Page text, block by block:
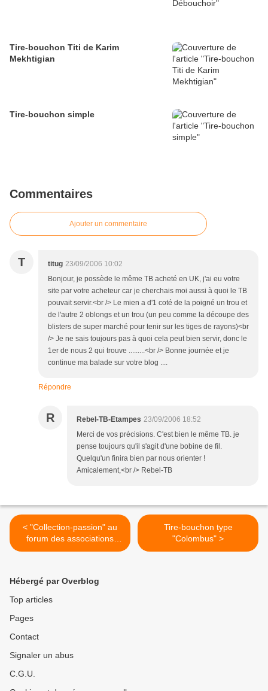
Tire-bouchon Titi de Karim
Mekhtigian
Tire-bouchon simple
Commentaires
Ajouter un commentaire
T titug 23/09/2006 10:02
Bonjour, je possède le même TB acheté en UK, j'ai eu votre
site par votre acheteur car je cherchais moi aussi à quoi le TB
pouvait servir.<br /> Le mien a d'1 coté de la poigné un trou et
de l'autre 2 oblongs et un trou (un peu comme la découpe des
blisters de super marché pour tenir sur les tiges de rayons)<br
/> Je ne sais toujours pas à quoi cela peut bien servir, donc le
1er de nous 2 qui trouve .........<br /> Bonne journée et je
continue ma balade sur votre blog ....
Répondre
R Rebel-TB-Etampes 23/09/2006 18:52
Merci de vos précisions. C'est bien le même TB. je
pense toujours qu'il s'agit d'une bobine de fil.
Quelqu'un finira bien par nous orienter !
Amicalement,<br /> Rebel-TB
< "Collection-passion" au
forum des associations
d'Etampes
Tire-bouchon type
"Colombus" >
Hébergé par Overblog
Top articles
Pages
Contact
Signaler un abus
C.G.U.